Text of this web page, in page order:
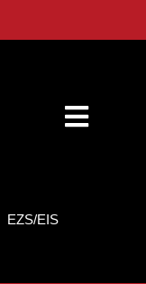
EZS/EIS